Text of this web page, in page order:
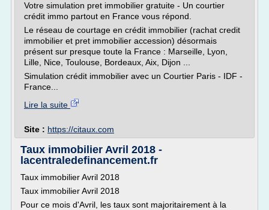
Votre simulation pret immobilier gratuite - Un courtier
crédit immo partout en France vous répond.
Le réseau de courtage en crédit immobilier (rachat credit
immobilier et pret immobilier accession) désormais
présent sur presque toute la France : Marseille, Lyon,
Lille, Nice, Toulouse, Bordeaux, Aix, Dijon ...
Simulation crédit immobilier avec un Courtier Paris - IDF -
France...
Lire la suite
Site : https://citaux.com
Taux immobilier Avril 2018 -
lacentraledefinancement.fr
Taux immobilier Avril 2018
Taux immobilier Avril 2018
Pour ce mois d'Avril, les taux sont majoritairement à la